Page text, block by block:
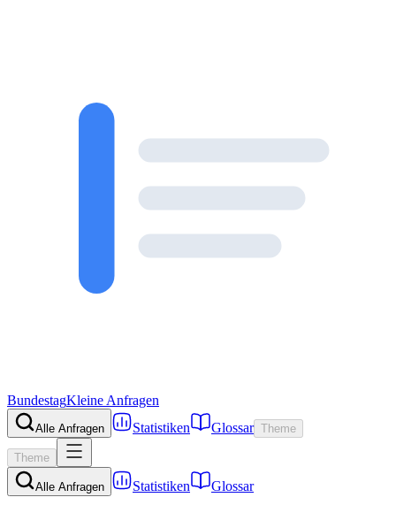
BundestagKleine Anfragen
Alle Anfragen Statistiken Glossar Theme
Theme
Alle Anfragen Statistiken Glossar